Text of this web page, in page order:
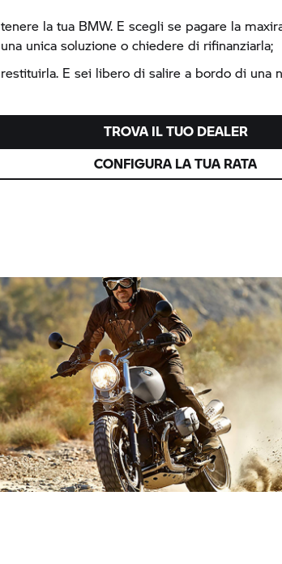
tenere la tua BMW. E scegli se pagare la
una unica soluzione o chiedere di rifinanziarla;
restituirla. E sei libero di salire a bordo di una
TROVA IL TUO DEALER
CONFIGURA LA TUA RATA